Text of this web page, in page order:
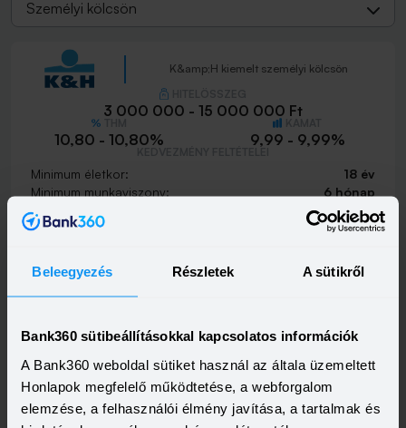
Beleegyezés Részletek A sütikről
Bank360 sütibeállításokkal kapcsolatos információk
A Bank360 weboldal sütiket használ az általa üzemeltett
Honlapok megfelelő működtetése, a webforgalom
elemzése, a felhasználói élmény javítása, a tartalmak és
Személyi kölcsön
K&amp;H kiemelt személyi kölcsön
3 000 000 - 15 000 000 Ft
10,80 - 10,80% 9,99 - 9,99%
Minimum életkor:
18 év
Minimum munkaviszony:
6 hónap
Minimum jövedelem:
400 000 Ft
K&amp;H személyi kölcsön
HITELÖSSZEG
500 000 - 15 000 000 Ft
THM
21,20 - 21,20%
KAMAT
18,99 - 18,99%